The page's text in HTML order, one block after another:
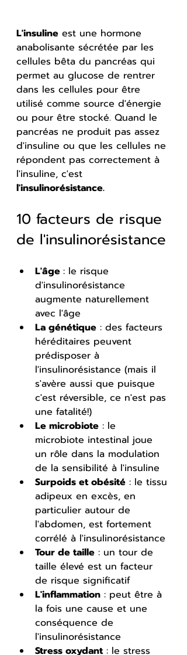
L'insuline est une hormone
anabolisante sécrétée par les
cellules bêta du pancréas qui
permet au glucose de rentrer
dans les cellules pour être
utilisé comme source d'énergie
ou pour être stocké. Quand le
pancréas ne produit pas assez
d'insuline ou que les cellules ne
répondent pas correctement à
l'insuline, c'est
l'insulinorésistance.
10 facteurs de risque
de l'insulinorésistance
L'âge : le risque
d'insulinorésistance
augmente naturellement
avec l'âge
La génétique : des facteurs
héréditaires peuvent
prédisposer à
l'insulinorésistance (mais il
s'avère aussi que puisque
c'est réversible, ce n'est pas
une fatalité!)
Le microbiote : le
microbiote intestinal joue
un rôle dans la modulation
de la sensibilité à l'insuline
Surpoids et obésité : le tissu
adipeux en excès, en
particulier autour de
l'abdomen, est fortement
corrélé à l'insulinorésistance
Tour de taille : un tour de
taille élevé est un facteur
de risque significatif
L'inflammation : peut être à
la fois une cause et une
conséquence de
l'insulinorésistance
Stress oxydant : le stress